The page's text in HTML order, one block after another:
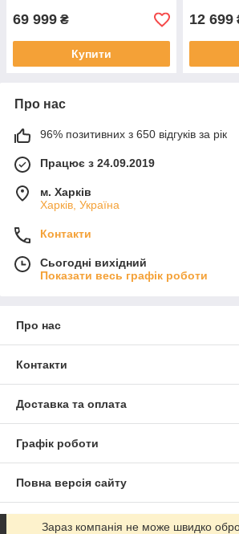
69 999 ₴
Купити
12 699
Про нас
96% позитивних з 650 відгуків за рік
Працює з 24.09.2019
м. Харків
Харків, Україна
Контакти
Сьогодні вихідний
Показати весь графік роботи
Про нас
Контакти
Доставка та оплата
Графік роботи
Повна версія сайту
Сайт створено на маркетплейсі
Зараз компанія не може швидко